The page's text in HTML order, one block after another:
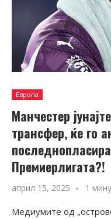
Европа
Манчестер
трансфер, ќе го
Премиерлигата?!
април 15, 2025 1
Медиумите од